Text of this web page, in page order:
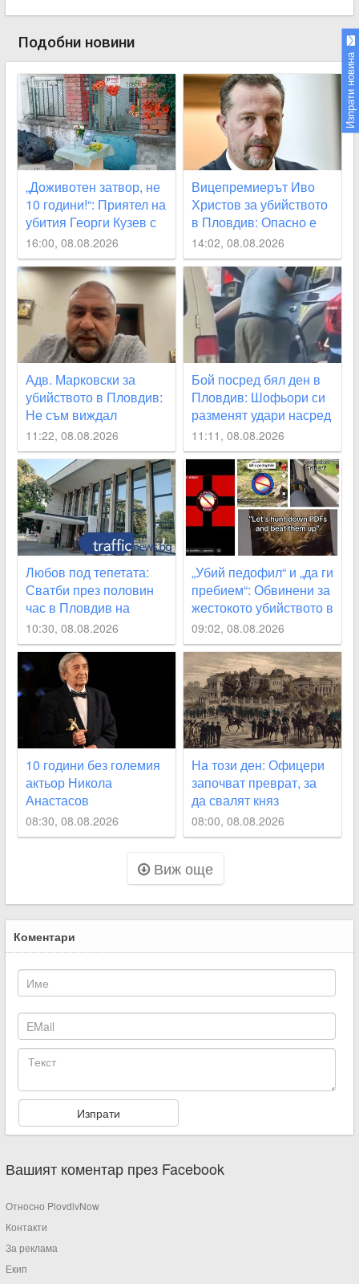
Подобни новини
„Доживотен затвор, не
10 години!“: Приятел на
убития Георги Кузев с
призив за промяна в
закона
16:00, 08.08.2026
Вицепремиерът Иво
Христов за убийството
в Пловдив: Опасно е
да наричаме деца
малолетните садисти
14:02, 08.08.2026
Адв. Марковски за
убийството в Пловдив:
Не съм виждал
подобна жестокост от
непълнолетни, 12
години са твърде малко
11:22, 08.08.2026
Бой посред бял ден в
Пловдив: Шофьори си
разменят удари насред
оживено кръстовище
ВИДЕО
11:11, 08.08.2026
Любов под тепетата:
Сватби през половин
час в Пловдив на
магичната дата 8.08
10:30, 08.08.2026
„Убий педофил“ и „да ги
пребием“: Обвинени за
жестокото убийството в
Пловдив споделяли
призиви с насилие в
социалните мрежи
СНИМКИ
09:02, 08.08.2026
10 години без големия
актьор Никола
Анастасов
08:30, 08.08.2026
На този ден: Офицери
започват преврат, за
да свалят княз
Александър I
Батенберг
08:00, 08.08.2026
Виж още
Коментари
Вашият коментар през Facebook
Изпрати новина
Относно PlovdivNow
Контакти
За реклама
Екип